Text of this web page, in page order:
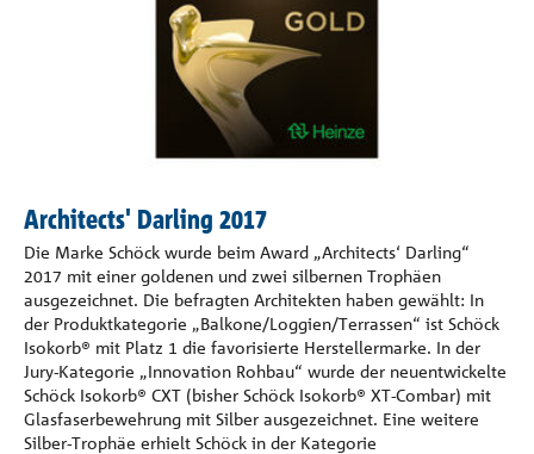
Architects' Darling 2017
Die Marke Schöck wurde beim Award „Architects‘ Darling“
2017 mit einer goldenen und zwei silbernen Trophäen
ausgezeichnet. Die befragten Architekten haben gewählt: In
der Produktkategorie „Balkone/Loggien/Terrassen“ ist Schöck
Isokorb® mit Platz 1 die favorisierte Herstellermarke. In der
Jury-Kategorie „Innovation Rohbau“ wurde der neuentwickelte
Schöck Isokorb® CXT (bisher Schöck Isokorb® XT-Combar) mit
Glasfaserbewehrung mit Silber ausgezeichnet. Eine weitere
Silber-Trophäe erhielt Schöck in der Kategorie